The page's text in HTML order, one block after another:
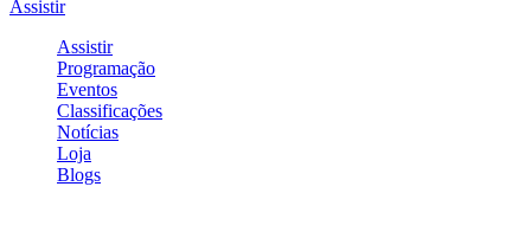
Assistir
Assistir
Programação
Eventos
Classificações
Notícias
Loja
Blogs